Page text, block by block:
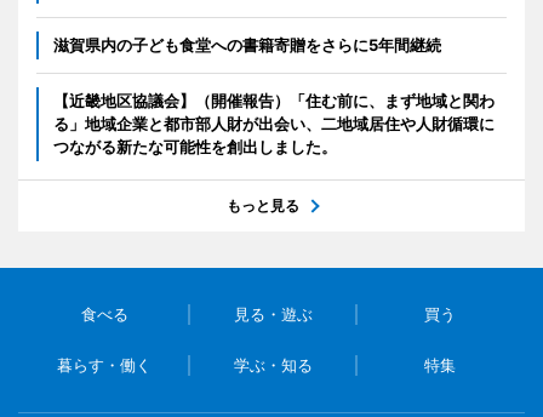
滋賀県内の子ども食堂への書籍寄贈をさらに5年間継続
【近畿地区協議会】（開催報告）「住む前に、まず地域と関わ
る」地域企業と都市部人財が出会い、二地域居住や人財循環に
つながる新たな可能性を創出しました。
もっと見る
食べる 見る・遊ぶ 買う
暮らす・働く 学ぶ・知る 特集